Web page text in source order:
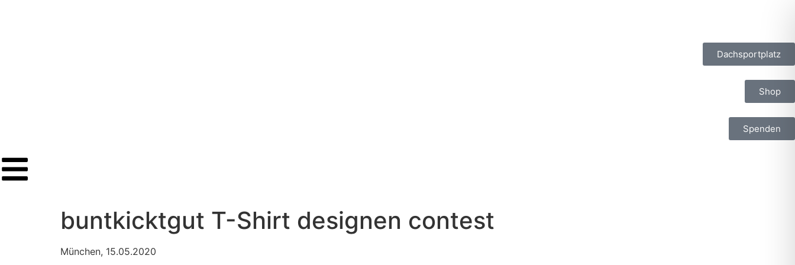
Dachsportplatz
Shop
Spenden
buntkicktgut T-Shirt designen contest
München, 15.05.2020